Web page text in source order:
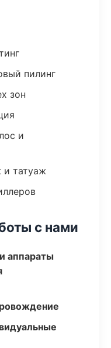
пилинг
зон
и
и татуаж
с нами
аппараты